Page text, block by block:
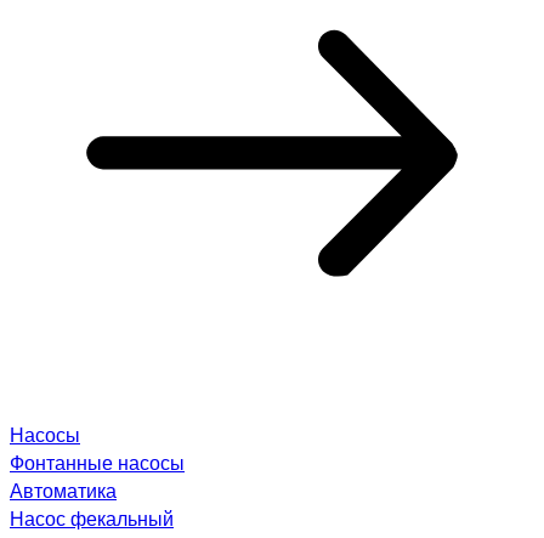
Насосы
Фонтанные насосы
Автоматика
Насос фекальный